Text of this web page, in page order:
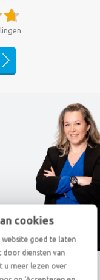
cookies
goed te laten
door diensten van
u meer lezen over
voor u?